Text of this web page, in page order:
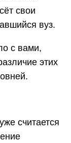
свои
вуз.
с вами,
этих
считается